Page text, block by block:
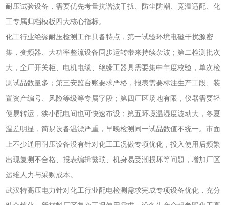
耐压试验设备，需要优先考量抗谐波干扰、防尘防潮、宽温适配、化
工专属归档模板四大核心指标。
化工行业绝缘耐压检测工作具备特点，第一试验环境电磁干扰源密
集，变频器、大功率整流设备同步运转带来持续杂波；第二检测批次
大，全厂开关柜、电机电缆、绝缘工器具需要集中年度校验，单次检
测试品数量多；第三安监台账要求严格，报表需要标注生产工段、装
置资产编号、风险等级等专属字段；第四厂区场地有限，仪器需要轻
便易转运，狭小配电间也可快速布设；第五环境温湿度波动大，冬夏
温差明显，简易设备温漂严重，早晚检测同一试品数值不统一。市面
上不少通用耐压设备没有针对化工工况做专项优化，投入使用后频繁
出现复测不合格、报表编辑繁琐、机身易受潮损坏等问题，增加厂区
运维人力与采购成本。
武汉特高压电力针对化工行业配电检测需求完成专项设备优化，充分